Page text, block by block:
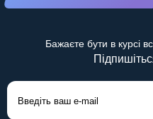
Бажаєте бути в курсі